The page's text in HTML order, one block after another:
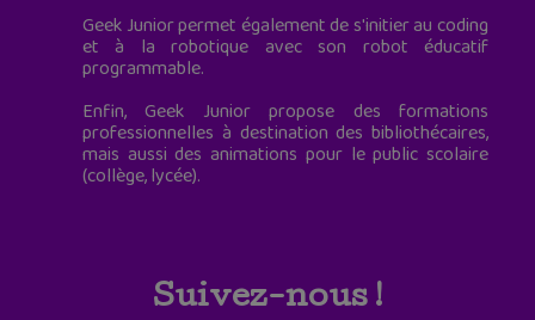
Geek Junior permet également de s'initier au coding
et à la robotique avec son robot éducatif
programmable.
Enfin, Geek Junior propose des formations
professionnelles à destination des bibliothécaires,
mais aussi des animations pour le public scolaire
(collège, lycée).
Suivez-nous !